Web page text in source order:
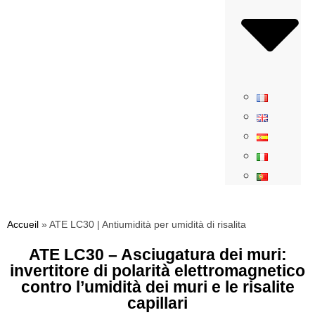
Accueil » ATE LC30 | Antiumidità per umidità di risalita
ATE LC30 – Asciugatura dei muri:
invertitore di polarità elettromagnetico
contro l’umidità dei muri e le risalite
capillari